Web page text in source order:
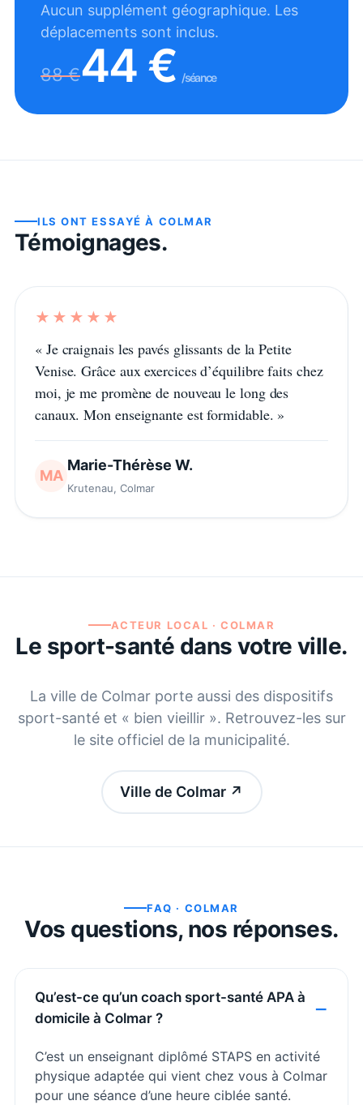
Aucun supplément géographique. Les
déplacements sont inclus.
88€44 € /séance
ILS ONT ESSAYÉ À COLMAR
Témoignages.
★★★★★
« Je craignais les pavés glissants de la Petite
Venise. Grâce aux exercices d’équilibre faits chez
moi, je me promène de nouveau le long des
canaux. Mon enseignante est formidable. »
MA
Marie-Thérèse W.
Krutenau, Colmar
ACTEUR LOCAL ·COLMAR
Le sport-santé dans votre ville.
La ville de Colmar porte aussi des dispositifs
sport-santé et « bien vieillir ». Retrouvez-les sur
le site officiel de la municipalité.
Ville de Colmar ↗
FAQ · COLMAR
Vos questions, nos réponses.
Qu’est-ce qu’un coach sport-santé APA à
domicile à Colmar ?
C’est un enseignant diplômé STAPS en activité
physique adaptée qui vient chez vous à Colmar
pour une séance d’une heure ciblée santé.